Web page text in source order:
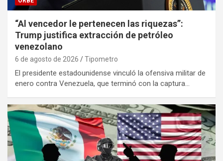
“Al vencedor le pertenecen las riquezas”:
Trump justifica extracción de petróleo
venezolano
6 de agosto de 2026 Tipometro
El presidente estadounidense vinculó la ofensiva militar de
enero contra Venezuela, que terminó con la captura…